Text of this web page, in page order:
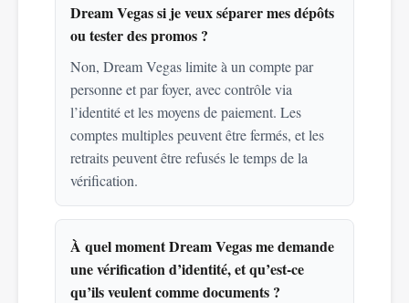
Dream Vegas si je veux séparer mes dépôts
ou tester des promos ?
Non, Dream Vegas limite à un compte par
personne et par foyer, avec contrôle via
l’identité et les moyens de paiement. Les
comptes multiples peuvent être fermés, et les
retraits peuvent être refusés le temps de la
vérification.
À quel moment Dream Vegas me demande
une vérification d’identité, et qu’est-ce
qu’ils veulent comme documents ?